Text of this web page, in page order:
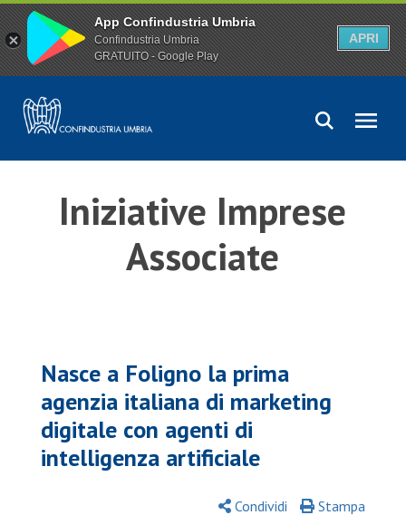
Iniziative Imprese
Associate
Nasce a Foligno la prima
agenzia italiana di marketing
digitale con agenti di
intelligenza artificiale
Condividi
Stampa
App Confindustria Umbria
Confindustria Umbria
GRATUITO - Google Play
APRI